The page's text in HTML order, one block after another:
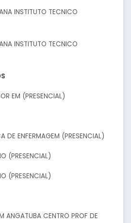
INSTITUTO TECNICO
INSTITUTO TECNICO
EM (PRESENCIAL)
DE ENFERMAGEM (PRESENCIAL)
(PRESENCIAL)
(PRESENCIAL)
ANGATUBA CENTRO PROF DE